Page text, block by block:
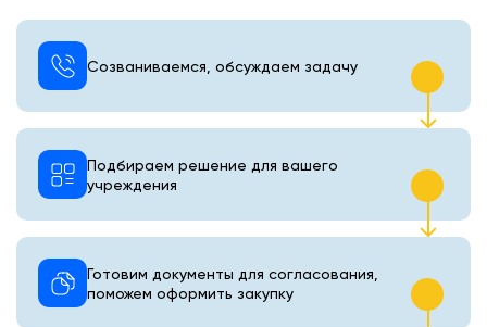
Созваниваемся, обсуждаем задачу
Подбираем решение для вашего
учреждения
Готовим документы для согласования,
поможем оформить закупку